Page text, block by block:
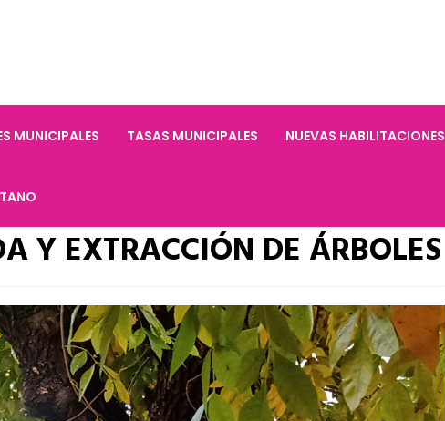
MUNICIPALES TASAS MUNICIPALES NUEVAS HABILITACIONES
Y EXTRACCIÓN DE ÁRBOLES